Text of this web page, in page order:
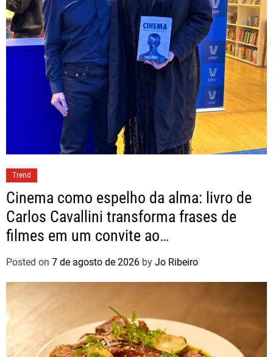
Trend
Cinema como espelho da alma: livro de
Carlos Cavallini transforma frases de
filmes em um convite ao
autoconhecimento
Posted on 7 de agosto de 2026 by Jo Ribeiro